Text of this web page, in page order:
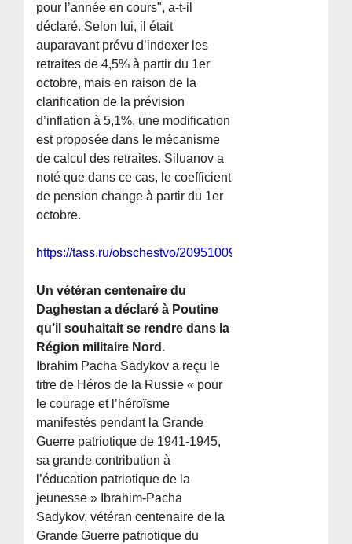
pour l’année en cours", a-t-il
déclaré. Selon lui, il était
auparavant prévu d’indexer les
retraites de 4,5% à partir du 1er
octobre, mais en raison de la
clarification de la prévision
d’inflation à 5,1%, une modification
est proposée dans le mécanisme
de calcul des retraites. Siluanov a
noté que dans ce cas, le coefficient
de pension change à partir du 1er
octobre.
https://tass.ru/obschestvo/20951009
Un vétéran centenaire du
Daghestan a déclaré à Poutine
qu’il souhaitait se rendre dans la
Région militaire Nord.
Ibrahim Pacha Sadykov a reçu le
titre de Héros de la Russie « pour
le courage et l’héroïsme
manifestés pendant la Grande
Guerre patriotique de 1941-1945,
sa grande contribution à
l’éducation patriotique de la
jeunesse » Ibrahim-Pacha
Sadykov, vétéran centenaire de la
Grande Guerre patriotique du